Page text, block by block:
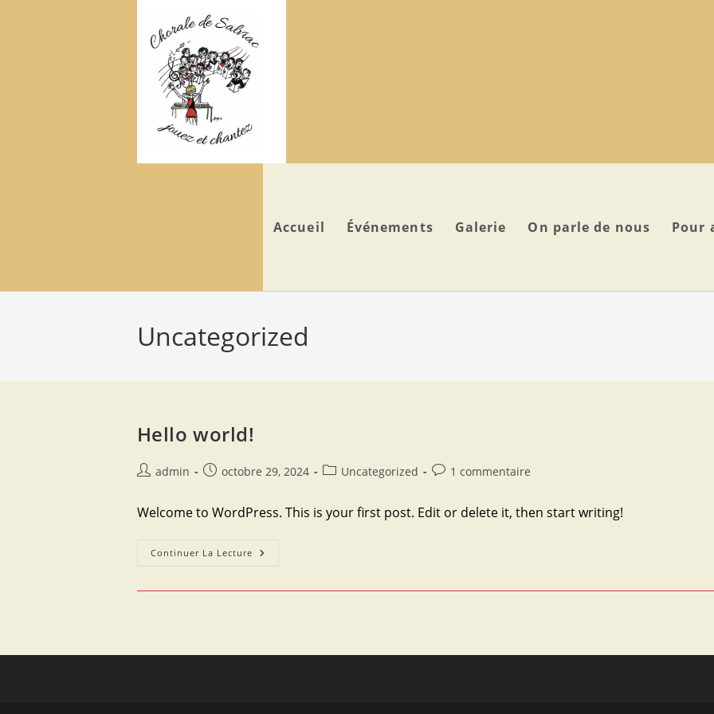
Accueil Événements Galerie On parle de nous Pour
Uncategorized
Hello world!
Auteur/autrice
la
publication :
admin
Publication
octobre 29, 2024
PostUncategorized
Commentaires
la
publication :
1 commentaire
Welcome to WordPress. This is your first post. Edit or delete it, then start writing!
Continuer La LectureHello